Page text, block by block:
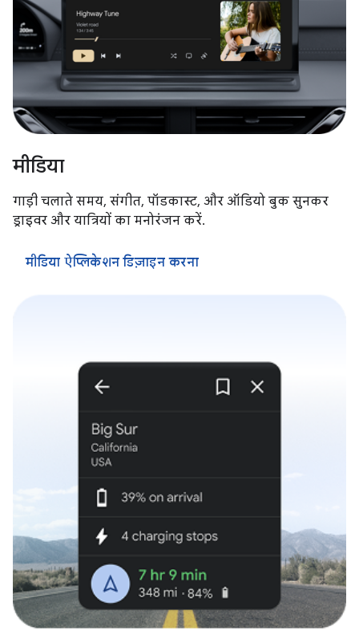
मीडिया
गाड़ी चलाते समय, संगीत, पॉडकास्ट, और ऑडियो बुक सुनकर
ड्राइवर और यात्रियों का मनोरंजन करें.
मीडिया ऐप्लिकेशन डिज़ाइन करना